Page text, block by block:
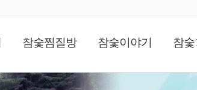
참숯찜질방 참숯이야기 참숯